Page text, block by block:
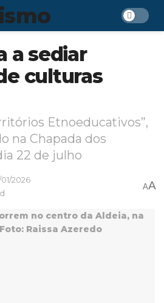
a sediar
culturas
Etnoeducativos”,
na Chapada dos
22 de julho
2026
AA